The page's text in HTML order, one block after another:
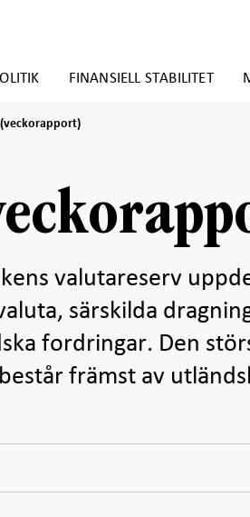
FINANSIELL STABILITET
valutareserv
särskilda
fordringar. Den
främst av